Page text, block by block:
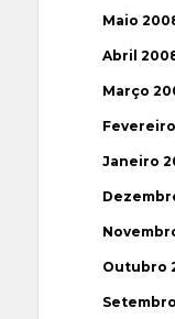
Maio
Abril
Março
Janeiro
Outubro